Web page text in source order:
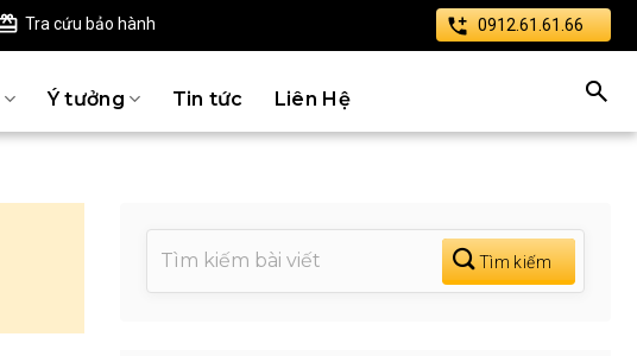
Tra cứu bảo hành 0912.61.61.66
Ý tưởng Tin tức Liên Hệ